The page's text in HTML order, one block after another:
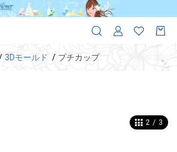
3Dモールド プチカップ
2 / 3